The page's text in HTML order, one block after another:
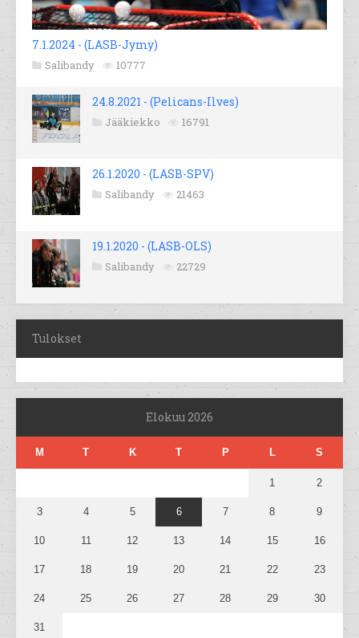
7.1.2024 - (LASB-Jymy)
Salibandy 10777
24.8.2021 - (Pelicans-Ilves)
Jääkiekko 16791
26.1.2020 - (LASB-SPV)
Salibandy 21463
19.1.2020 - (LASB-OLS)
Salibandy 22729
Tulokset
Elokuu 2026
M T K T P L S
1 2
3 4 5 6 7 8 9
10 11 12 13 14 15 16
17 18 19 20 21 22 23
24 25 26 27 28 29 30
31